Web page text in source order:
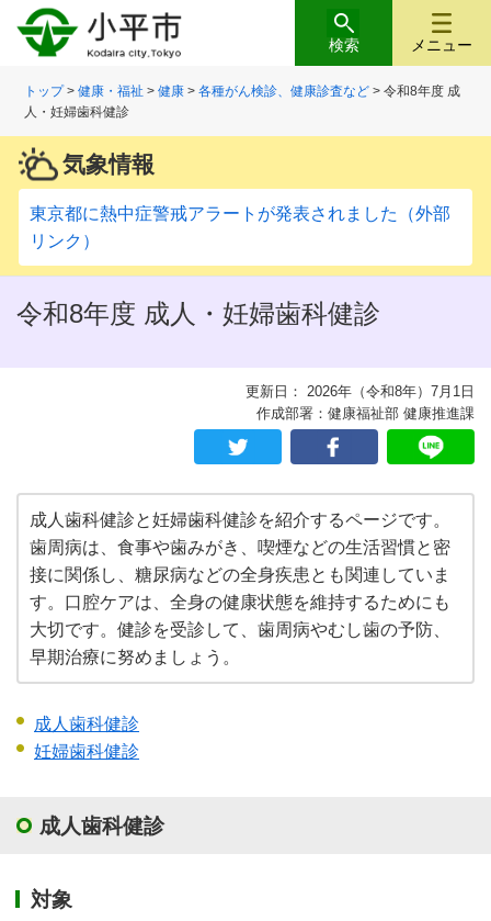
メニュー
検索
トップ>健康・福祉 >健康 >各種がん検診、健康診査など > 令和8年度 成
人・妊婦歯科健診
気象情報
東京都に熱中症警戒アラートが発表されました（外部
リンク）
令和8年度 成人・妊婦歯科健診
更新日： 2026年（令和8年）7月1日
作成部署：健康福祉部 健康推進課
成人歯科健診と妊婦歯科健診を紹介するページです。
歯周病は、食事や歯みがき、喫煙などの生活習慣と密
接に関係し、糖尿病などの全身疾患とも関連していま
す。口腔ケアは、全身の健康状態を維持するためにも
大切です。健診を受診して、歯周病やむし歯の予防、
早期治療に努めましょう。
成人歯科健診
妊婦歯科健診
成人歯科健診
対象